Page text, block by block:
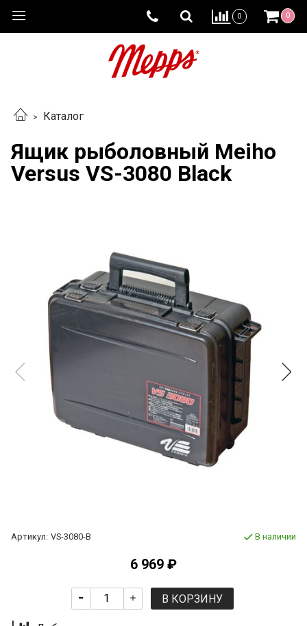
0 0
Каталог
Ящик рыболовный Meiho
Versus VS-3080 Black
Артикул: VS-3080-B В наличии
6 969 ₽
В КОРЗИНУ